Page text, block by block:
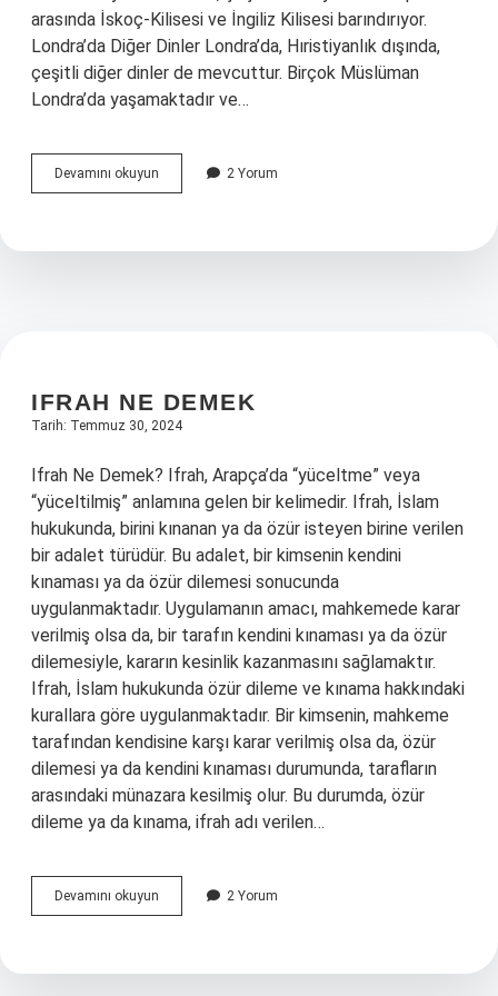
arasında İskoç-Kilisesi ve İngiliz Kilisesi barındırıyor.
Londra’da Diğer Dinler Londra’da, Hıristiyanlık dışında,
çeşitli diğer dinler de mevcuttur. Birçok Müslüman
Londra’da yaşamaktadır ve…
Devamını okuyun
dini
2 Yorum
IFRAH NE DEMEK
Tarih: Temmuz 30, 2024
Ifrah Ne Demek? Ifrah, Arapça’da “yüceltme” veya
“yüceltilmiş” anlamına gelen bir kelimedir. Ifrah, İslam
hukukunda, birini kınanan ya da özür isteyen birine verilen
bir adalet türüdür. Bu adalet, bir kimsenin kendini
kınaması ya da özür dilemesi sonucunda
uygulanmaktadır. Uygulamanın amacı, mahkemede karar
verilmiş olsa da, bir tarafın kendini kınaması ya da özür
dilemesiyle, kararın kesinlik kazanmasını sağlamaktır.
Ifrah, İslam hukukunda özür dileme ve kınama hakkındaki
kurallara göre uygulanmaktadır. Bir kimsenin, mahkeme
tarafından kendisine karşı karar verilmiş olsa da, özür
dilemesi ya da kendini kınaması durumunda, tarafların
arasındaki münazara kesilmiş olur. Bu durumda, özür
dileme ya da kınama, ifrah adı verilen…
Devamını okuyun
ne
2 Yorum